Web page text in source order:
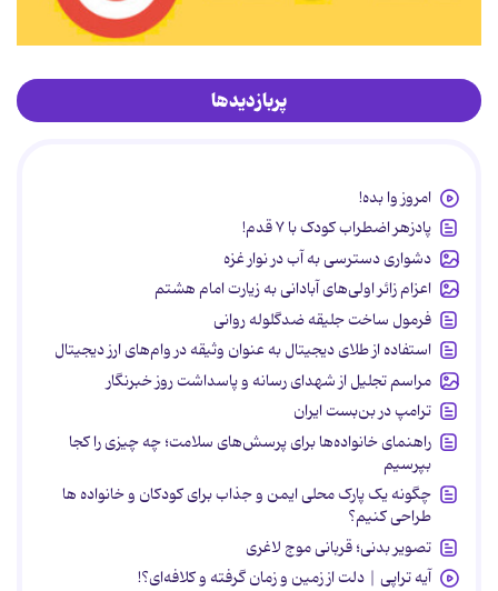
پربازدیدها
امروز وا بده!
پادزهر اضطراب کودک با ۷ قدم!
دشواری دسترسی به آب در نوار غزه
اعزام زائر اولی‌های آبادانی به زیارت امام هشتم
فرمول ساخت جلیقه ضدگلوله روانی
استفاده از طلای دیجیتال به عنوان وثیقه در وام‌های ارز دیجیتال
مراسم تجلیل از شهدای رسانه و پاسداشت روز خبرنگار
ترامپ در بن‌بست ایران
راهنمای خانواده‌ها برای پرسش‌های سلامت؛ چه چیزی را کجا
بپرسیم
چگونه یک پارک محلی ایمن و جذاب برای کودکان و خانواده ها
طراحی کنیم؟
تصویر بدنی؛ قربانی موج لاغری
آیه تراپی | دلت از زمین و زمان گرفته و کلافه‌ای؟!